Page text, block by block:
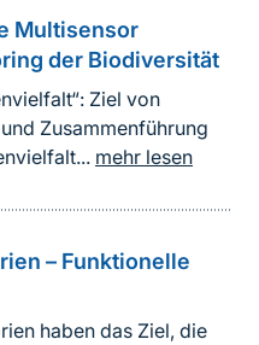
Multisensor
der Biodiversität
Ziel von
Zusammenführung
mehr lesen
– Funktionelle
haben das Ziel, die